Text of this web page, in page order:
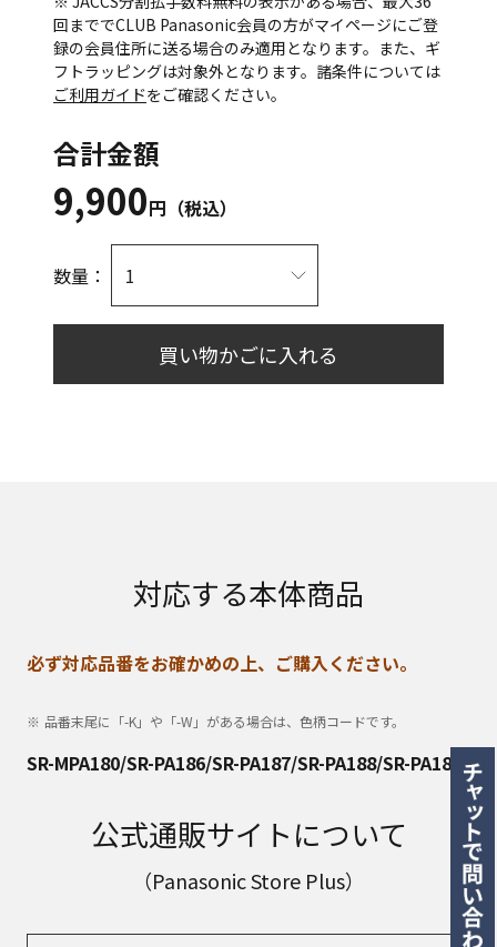
回まででCLUB Panasonic会員の方がマイページにご登
録の会員住所に送る場合のみ適用となります。また、ギ
フトラッピングは対象外となります。諸条件については
ご利用ガイドをご確認ください。
合計金額
9,900円（税込）
数量：
買い物かごに入れる
対応する本体商品
必ず対応品番をお確かめの上、ご購入ください。
品番末尾に「-K」や「-W」がある場合は、色柄コードです。
SR-MPA180/SR-PA186/SR-PA187/SR-PA188/SR-PA189
公式通販サイトについて
（Panasonic Store Plus）